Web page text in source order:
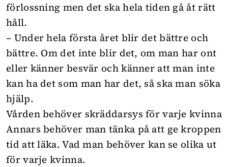
förlossning men det ska hela tiden gå åt rätt
håll.
– Under hela första året blir det bättre och
bättre. Om det inte blir det, om man har ont
eller känner besvär och känner att man inte
kan ha det som man har det, så ska man söka
hjälp.
Vården behöver skräddarsys för varje kvinna
Annars behöver man tänka på att ge kroppen
tid att läka. Vad man behöver kan se olika ut
för varje kvinna.